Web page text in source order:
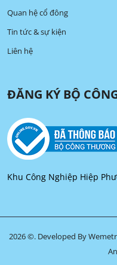
Quan hệ cổ đông
Tin tức & sự kiện
Liên hệ
ĐĂNG KÝ BỘ
Khu Công Nghiệp Hiệp
2026 ©. Developed By